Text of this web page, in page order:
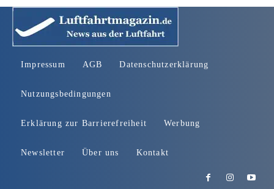
Impressum AGB Datenschutzerklärung
Nutzungsbedingungen
Erklärung zur Barrierefreiheit Werbung
Newsletter Über uns Kontakt